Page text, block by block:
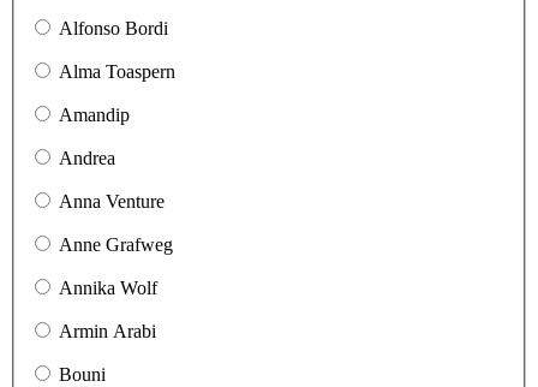
Alfonso Bordi
Alma Toaspern
Amandip
Andrea
Anna Venture
Anne Grafweg
Annika Wolf
Armin Arabi
Bouni